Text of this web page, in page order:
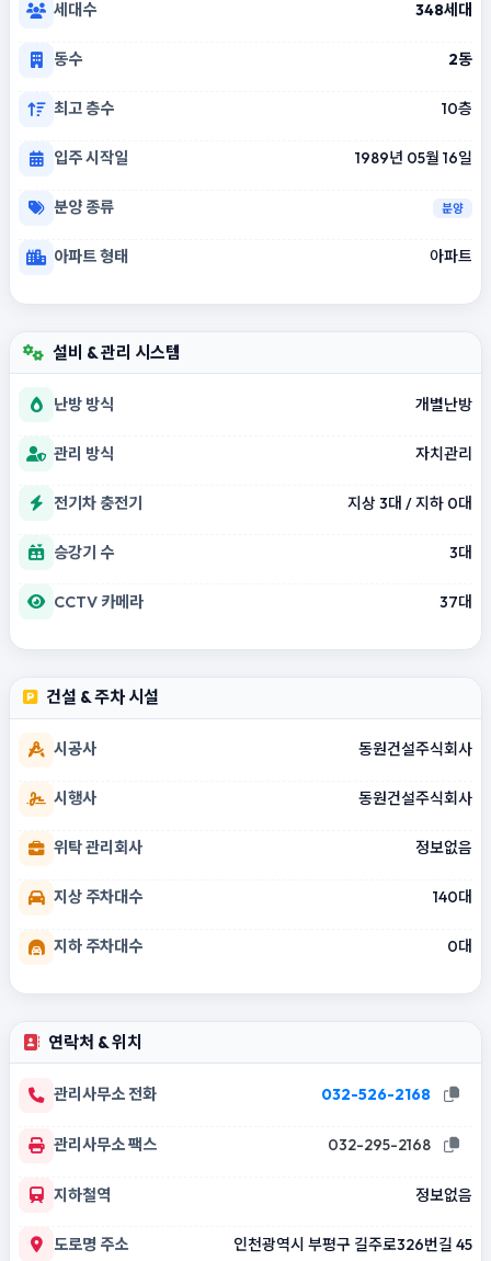
세대수 348세대
동수 2동
최고 층수 10층
입주 시작일 1989년 05월 16일
분양 종류 분양
아파트 형태 아파트
설비 & 관리 시스템
난방 방식 개별난방
관리 방식 자치관리
전기차 충전기 지상 3대 / 지하 0대
승강기 수 3대
CCTV 카메라 37대
건설 & 주차 시설
시공사 동원건설주식회사
시행사 동원건설주식회사
위탁 관리회사 정보없음
지상 주차대수 140대
지하 주차대수 0대
연락처 & 위치
관리사무소 전화 032-526-2168
관리사무소 팩스 032-295-2168
지하철역 정보없음
도로명 주소 인천광역시 부평구 길주로326번길 45